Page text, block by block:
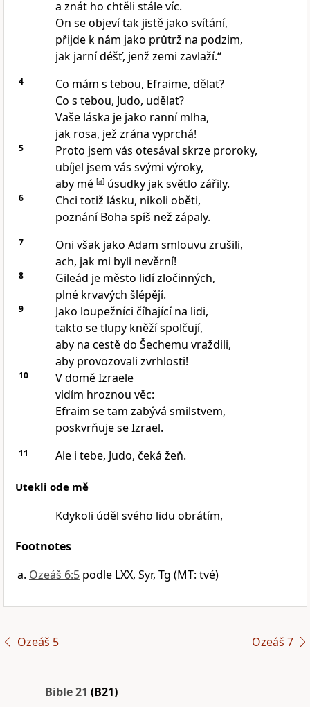
a znát ho chtěli stále víc.
On se objeví tak jistě jako svítání,
přijde k nám jako průtrž na podzim,
jak jarní déšť, jenž zemi zavlaží.“
4
Co mám s tebou, Efraime, dělat?
Co s tebou, Judo, udělat?
Vaše láska je jako ranní mlha,
jak rosa, jež zrána vyprchá!
5
Proto jsem vás otesával skrze proroky,
ubíjel jsem vás svými výroky,
aby mé [a]úsudky jak světlo zářily.
6
Chci totiž lásku, nikoli oběti,
poznání Boha spíš než zápaly.
7
Oni však jako Adam smlouvu zrušili,
ach, jak mi byli nevěrní!
8
Gileád je město lidí zločinných,
plné krvavých šlépějí.
9
Jako loupežníci číhající na lidi,
takto se tlupy kněží spolčují,
aby na cestě do Šechemu vraždili,
aby provozovali zvrhlosti!
10
V domě Izraele
vidím hroznou věc:
Efraim se tam zabývá smilstvem,
poskvrňuje se Izrael.
11 Ale i tebe, Judo, čeká žeň.
Utekli ode mě
Kdykoli úděl svého lidu obrátím,
Footnotes
Ozeáš 6:5 podle LXX, Syr, Tg (MT: tvé)
Ozeáš 5 Ozeáš 7
Bible 21 (B21)